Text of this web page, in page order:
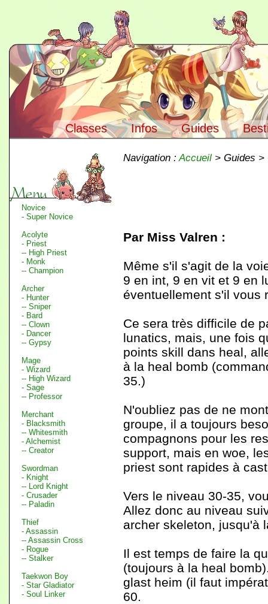
Classes Infos Guides
Novice
- Super Novice
Acolyte
- Priest
-- High Priest
- Monk
-- Champion
Archer
- Hunter
-- Sniper
- Bard
-- Clown
- Dancer
-- Gypsy
Mage
- Wizard
-- High Wizard
- Sage
-- Professor
Merchant
- Blacksmith
-- Whitesmith
- Alchemist
-- Creator
Swordman
- Knight
-- Lord Knight
- Crusader
-- Paladin
Thief
- Assassin
-- Assassin Cross
- Rogue
-- Stalker
Taekwon Boy
- Star Gladiator
- Soul Linker
Navigation :Accueil > Guides >
Par Miss Valren :
Même s'il s'agit de la
9 en int, 9 en vit et 9 en
éventuellement s'il vous
Ce sera très difficile de
lunatics, mais, une fois
points skill dans heal,
à la heal bomb
35.)
N'oubliez pas de ne
groupe, il a toujours
compagnons pour les
support, mais en woe,
priest sont rapides à
Vers le niveau 30-35,
Allez donc au niveau
archer skeleton, jusqu'à
Il est temps de faire la
(toujours à la heal
glast heim (il faut
60.